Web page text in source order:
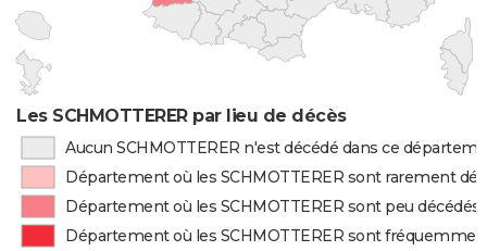
Les SCHMOTTERER par lieu de décès
Aucun SCHMOTTERER n'est décédé dans ce
Département où les SCHMOTTERER sont rarement
Département où les SCHMOTTERER sont peu décédés
Département où les SCHMOTTERER sont